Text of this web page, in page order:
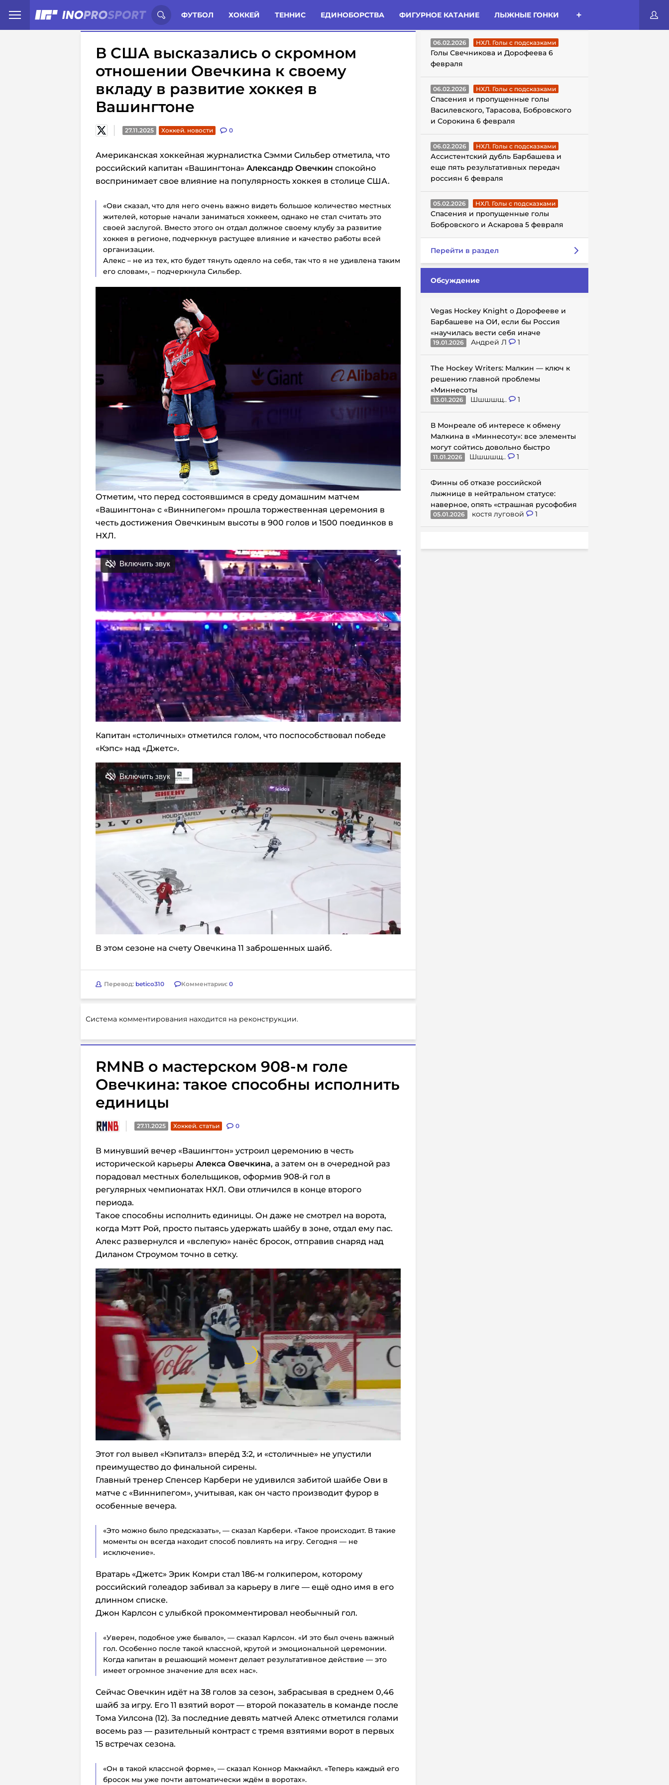
ФУТБОЛ ХОККЕЙ ТЕННИС ЕДИНОБОРСТВА ФИГУРНОЕ КАТАНИЕ ЛЫЖНЫЕ ГОНКИ
Иностранцы о спорте России: Статьи Комменты Новости
В США высказались о скромном
отношении Овечкина к своему
вкладу в развитие хоккея в
Вашингтоне
27.11.2025 Хоккей. новости 0
Американская хоккейная журналистка Сэмми Сильбер отметила, что
российский капитан «Вашингтона» Александр Овечкин спокойно
воспринимает свое влияние на популярность хоккея в столице США.
«Ови сказал, что для него очень важно видеть большое количество местных
жителей, которые начали заниматься хоккеем, однако не стал считать это
своей заслугой. Вместо этого он отдал должное своему клубу за развитие
хоккея в регионе, подчеркнув растущее влияние и качество работы всей
организации.
Алекс – не из тех, кто будет тянуть одеяло на себя, так что я не удивлена таким
его словам», – подчеркнула Сильбер.
Отметим, что перед состоявшимся в среду домашним матчем
«Вашингтона» с «Виннипегом» прошла торжественная церемония в
честь достижения Овечкиным высоты в 900 голов и 1500 поединков в
НХЛ.
Капитан «столичных» отметился голом, что поспособствовал победе
«Кэпс» над «Джетс».
В этом сезоне на счету Овечкина 11 заброшенных шайб.
Перевод: betico310 Комментарии: 0
Система комментирования находится на реконструкции.
RMNB о мастерском 908-м голе
Овечкина: такое способны исполнить
единицы
27.11.2025 Хоккей. статьи 0
В минувший вечер «Вашингтон» устроил церемонию в честь
исторической карьеры Алекса Овечкина, а затем он в очередной раз
порадовал местных болельщиков, оформив 908-й гол в
регулярных чемпионатах НХЛ. Ови отличился в конце второго
периода.
Такое способны исполнить единицы. Он даже не смотрел на ворота,
когда Мэтт Рой, просто пытаясь удержать шайбу в зоне, отдал ему пас.
Алекс развернулся и «вслепую» нанёс бросок, отправив снаряд над
Диланом Строумом точно в сетку.
Этот гол вывел «Кэпиталз» вперёд 3:2, и «столичные» не упустили
преимущество до финальной сирены.
Главный тренер Спенсер Карбери не удивился забитой шайбе Ови в
матче с «Виннипегом», учитывая, как он часто производит фурор в
особенные вечера.
«Это можно было предсказать», — сказал Карбери. «Такое происходит. В такие
моменты он всегда находит способ повлиять на игру. Сегодня — не
исключение».
Вратарь «Джетс» Эрик Комри стал 186-м голкипером, которому
российский голеадор забивал за карьеру в лиге — ещё одно имя в его
длинном списке.
Джон Карлсон с улыбкой прокомментировал необычный гол.
«Уверен, подобное уже бывало», — сказал Карлсон. «И это был очень важный
гол. Особенно после такой классной, крутой и эмоциональной церемонии.
Когда капитан в решающий момент делает результативное действие — это
имеет огромное значение для всех нас».
Сейчас Овечкин идёт на 38 голов за сезон, забрасывая в среднем 0,46
шайб за игру. Его 11 взятий ворот — второй показатель в команде после
Тома Уилсона (12). За последние девять матчей Алекс отметился голами
восемь раз — разительный контраст с тремя взятиями ворот в первых
15 встречах сезона.
«Он в такой классной форме», — сказал Коннор Макмайкл. «Теперь каждый его
бросок мы уже почти автоматически ждём в воротах».
ГОЛЫ С ПОДСКАЗКАМИ
06.02.2026 НХЛ. Голы с подсказками
Голы Свечникова и Дорофеева 6
февраля
06.02.2026 НХЛ. Голы с подсказками
Спасения и пропущенные голы
Василевского, Тарасова, Бобровского
и Сорокина 6 февраля
06.02.2026 НХЛ. Голы с подсказками
Ассистентский дубль Барбашева и
еще пять результативных передач
россиян 6 февраля
05.02.2026 НХЛ. Голы с подсказками
Спасения и пропущенные голы
Бобровского и Аскарова 5 февраля
Перейти в раздел
Обсуждение
Vegas Hockey Knight о Дорофееве и
Барбашеве на ОИ, если бы Россия
«научилась вести себя иначе
19.01.2026 Андрей Л 1
The Hockey Writers: Малкин — ключ к
решению главной проблемы
«Миннесоты
13.01.2026 Шшшшщ.. 1
В Монреале об интересе к обмену
Малкина в «Миннесоту»: все элементы
могут сойтись довольно быстро
11.01.2026 Шшшшщ.. 1
Финны об отказе российской
лыжнице в нейтральном статусе:
наверное, опять «страшная русофобия
05.01.2026 костя луговой 1